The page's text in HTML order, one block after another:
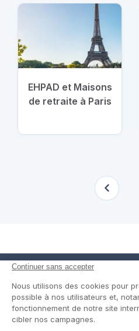
EHPAD et Maisons
de retraite à Paris
Comment ça marche ?
Un service de confiance